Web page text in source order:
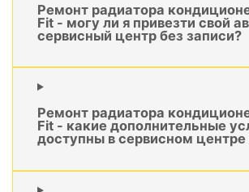
Ремонт радиатора
Fit - могу ли я привезти свой
сервисный центр без записи?
Ремонт радиатора
Fit - какие дополнительные
доступны в сервисном центре